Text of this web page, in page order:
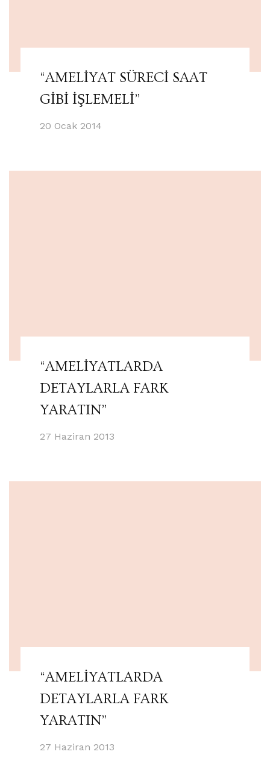
“AMELİYAT SÜRECİ SAAT
GİBİ İŞLEMELİ”
20 Ocak 2014
“AMELİYATLARDA
DETAYLARLA FARK
YARATIN”
27 Haziran 2013
“AMELİYATLARDA
DETAYLARLA FARK
YARATIN”
27 Haziran 2013